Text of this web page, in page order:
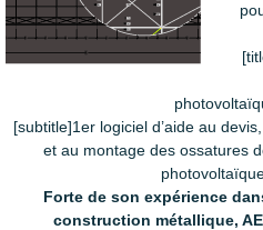
[subtitle]1er logiciel d’aide au
et au montage des ossatures
Forte de son expérience
construction métallique,